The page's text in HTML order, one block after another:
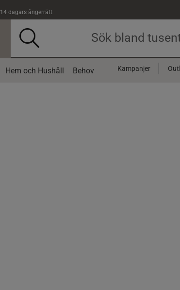
14 dagars ångerrätt
Hem och Hushåll Behov Kampanjer